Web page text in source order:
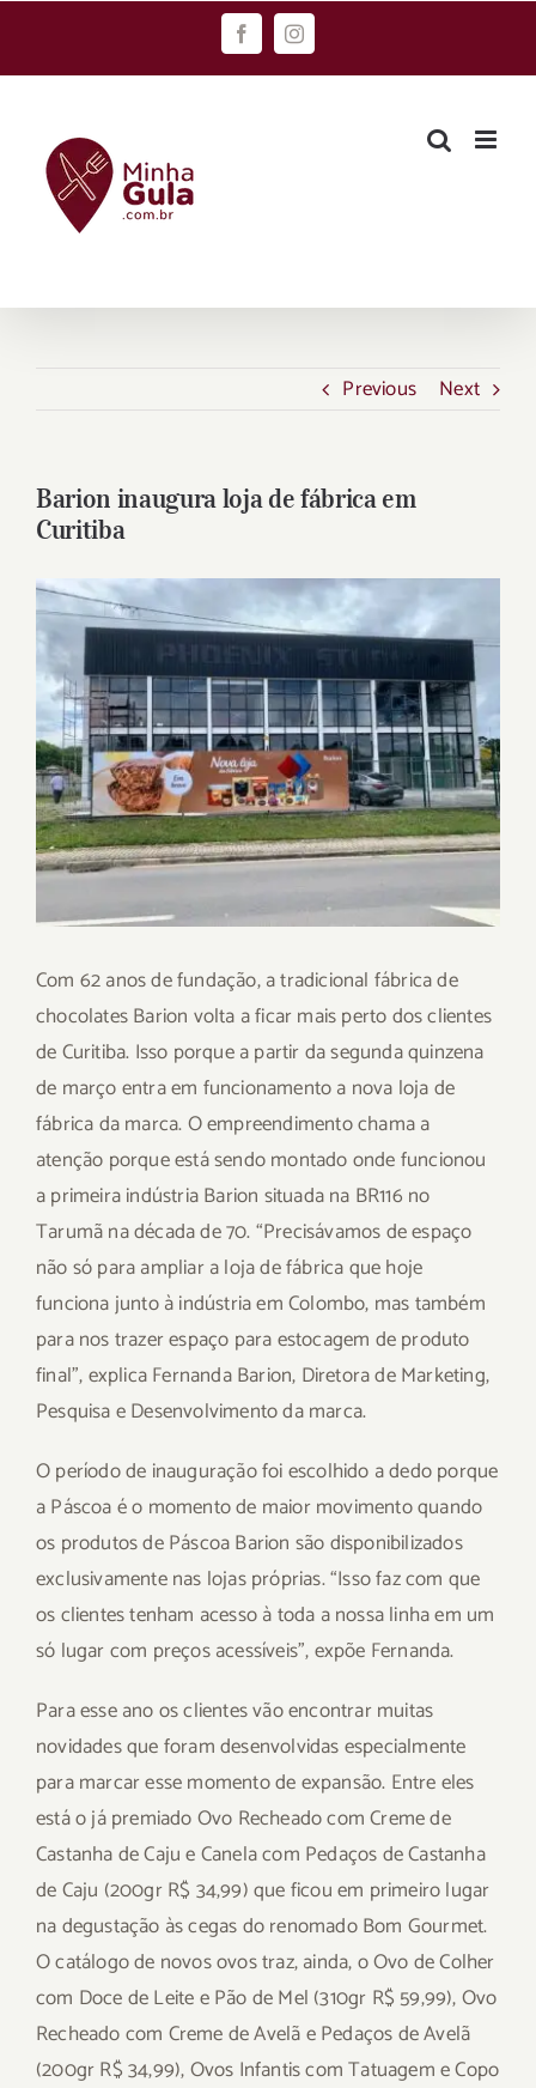
FacebookInstagram
Previous Next
Barion inaugura loja de fábrica em
Curitiba
View
Larger
Image
Com 62 anos de fundação, a tradicional fábrica de
chocolates Barion volta a ficar mais perto dos clientes
de Curitiba. Isso porque a partir da segunda quinzena
de março entra em funcionamento a nova loja de
fábrica da marca. O empreendimento chama a
atenção porque está sendo montado onde funcionou
a primeira indústria Barion situada na BR116 no
Tarumã na década de 70. “Precisávamos de espaço
não só para ampliar a loja de fábrica que hoje
funciona junto à indústria em Colombo, mas também
para nos trazer espaço para estocagem de produto
final”, explica Fernanda Barion, Diretora de Marketing,
Pesquisa e Desenvolvimento da marca.
O período de inauguração foi escolhido a dedo porque
a Páscoa é o momento de maior movimento quando
os produtos de Páscoa Barion são disponibilizados
exclusivamente nas lojas próprias. “Isso faz com que
os clientes tenham acesso à toda a nossa linha em um
só lugar com preços acessíveis”, expõe Fernanda.
Para esse ano os clientes vão encontrar muitas
novidades que foram desenvolvidas especialmente
para marcar esse momento de expansão. Entre eles
está o já premiado Ovo Recheado com Creme de
Castanha de Caju e Canela com Pedaços de Castanha
de Caju (200gr R$ 34,99) que ficou em primeiro lugar
na degustação às cegas do renomado Bom Gourmet.
O catálogo de novos ovos traz, ainda, o Ovo de Colher
com Doce de Leite e Pão de Mel (310gr R$ 59,99), Ovo
Recheado com Creme de Avelã e Pedaços de Avelã
(200gr R$ 34,99), Ovos Infantis com Tatuagem e Copo